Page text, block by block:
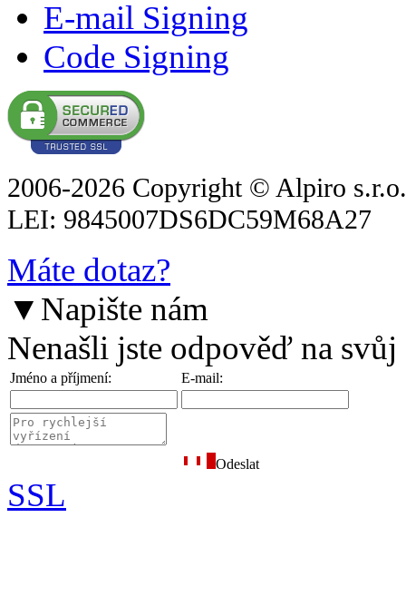
E-mail Signing
Code Signing
2006-2026 Copyright © Alpiro
LEI: 9845007DS6DC59M68A27
Máte dotaz?
▼ Napište nám
Nenašli jste odpověď na
Jméno a příjmení: E-mail:
Odeslat
SSL